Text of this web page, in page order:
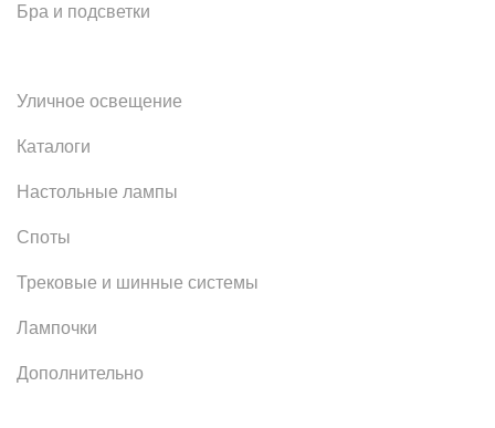
Бра и подсветки
Уличное освещение
Каталоги
Настольные лампы
Споты
Трековые и шинные системы
Лампочки
Дополнительно